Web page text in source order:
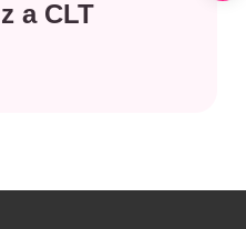
a CLT